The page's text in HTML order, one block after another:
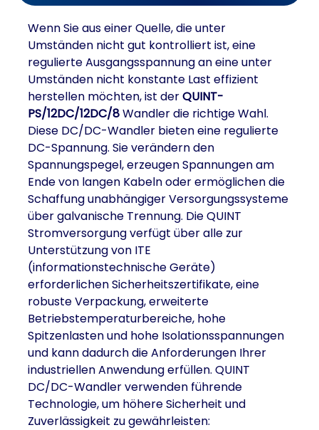
Wenn Sie aus einer Quelle, die unter
Umständen nicht gut kontrolliert ist, eine
regulierte Ausgangsspannung an eine unter
Umständen nicht konstante Last effizient
herstellen möchten, ist derQUINT-
PS/12DC/12DC/8Wandler die richtige Wahl.
Diese DC/DC-Wandler bieten eine regulierte
DC-Spannung. Sie verändern den
Spannungspegel, erzeugen Spannungen am
Ende von langen Kabeln oder ermöglichen die
Schaffung unabhängiger Versorgungssysteme
über galvanische Trennung. Die QUINT
Stromversorgung verfügt über alle zur
Unterstützung von ITE
(informationstechnische Geräte)
erforderlichen Sicherheitszertifikate, eine
robuste Verpackung, erweiterte
Betriebstemperaturbereiche, hohe
Spitzenlasten und hohe Isolationsspannungen
und kann dadurch die Anforderungen Ihrer
industriellen Anwendung erfüllen. QUINT
DC/DC-Wandler verwenden führende
Technologie, um höhere Sicherheit und
Zuverlässigkeit zu gewährleisten: